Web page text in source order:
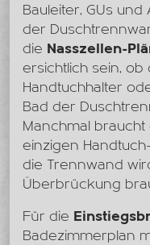
Bauleiter, GUs
der
die Nasszellen-
ersichtlich sein, ob
Handtuchhalter
Bad der
Manchmal
einzigen
die Trennwand
Überbrückung
Für die
Badezimmerplan